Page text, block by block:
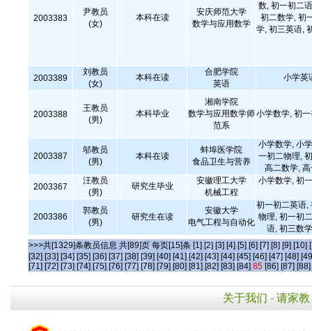
2003383
尹教员
(女)
本科在读
安庆师范大学
数学与应用数学
数, 初一初二
初二数学, 初
学, 初三英语,
2003389
刘教员
(女)
本科在读
合肥学院
英语
小学英
2003388
王教员
(男)
本科毕业
湘南学院
数学与应用数学师
范系
小学数学, 初
2003387
邬教员
(男)
本科在读
蚌埠医学院
食品卫生与营养
小学数学, 小
一初二物理,
高二数学,
2003367
汪教员
(男)
研究生毕业
安徽理工大学
机械工程
小学数学, 初
2003386
郭教员
(男)
研究生在读
安徽大学
电气工程与自动化
初一初二英语,
物理, 初一初
语, 初三数
>>>共[1329]条教员信息 共[89]页 每页[15]条 [1] [2] [3] [4] [5] [6] [7] [8] [9] [10]
[32] [33] [34] [35] [36] [37] [38] [39] [40] [41] [42] [43] [44] [45] [46] [47] [48]
[71] [72] [73] [74] [75] [76] [77] [78] [79] [80] [81] [82] [83] [84] 85 [86] [87] [88]
关于我们 - 请家教